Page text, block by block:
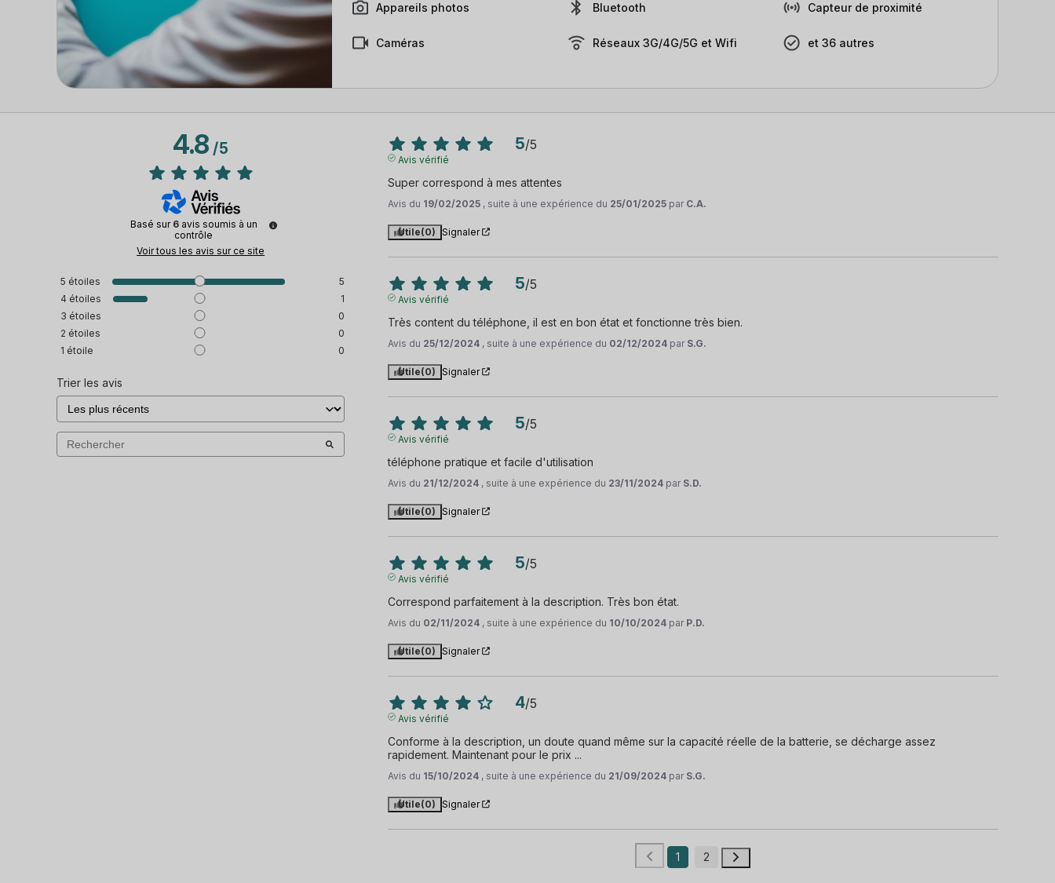
Appareils photos
Caméras
Bluetooth
Réseaux 3G/4G/5G et Wifi
Capteur de proximité
et 36 autres
4.8/5
Basé sur 6 avis soumis à un
contrôle
Voir tous les avis sur ce site
5 étoiles
5
4 étoiles
1
3 étoiles
0
2 étoiles
0
1 étoile 0
Trier les avis
5/5
Avis vérifié
Super correspond à mes attentes
Avis du 19/02/2025 , suite à une expérience du 25/01/2025 par C.A.
Utile(0) Signaler
5/5
Avis vérifié
Très content du téléphone, il est en bon état et fonctionne très bien.
Avis du 25/12/2024 , suite à une expérience du 02/12/2024 par S.G.
Utile(0) Signaler
5/5
Avis vérifié
téléphone pratique et facile d'utilisation
Avis du 21/12/2024 , suite à une expérience du 23/11/2024 par S.D.
Utile(0) Signaler
5/5
Avis vérifié
Correspond parfaitement à la description. Très bon état.
Avis du 02/11/2024 , suite à une expérience du 10/10/2024 par P.D.
Utile(0) Signaler
4/5
Avis vérifié
Conforme à la description, un doute quand même sur la capacité réelle de la batterie, se décharge assez
rapidement. Maintenant pour le prix ...
Avis du 15/10/2024 , suite à une expérience du 21/09/2024 par S.G.
Utile(0) Signaler
1 2